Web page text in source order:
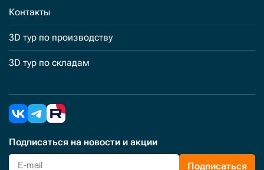
Контакты
3D тур по производству
3D тур по складам
Подписаться на новости и акции
Подписаться